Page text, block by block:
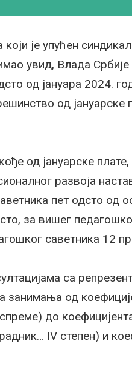
је упућен
увид, Влада
од јануара 2024.
од јануарске
од јануарске
развоја
пет одсто од
за вишег
саветника 12
са
занимања од
до
IV степен) и